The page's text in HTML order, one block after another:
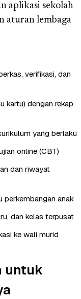
aplikasi sekolah
aturan lembaga
verifikasi, dan
kartu) dengan rekap
yang berlaku
online (CBT)
dan riwayat
perkembangan anak
dan kelas terpusat
ke wali murid
untuk